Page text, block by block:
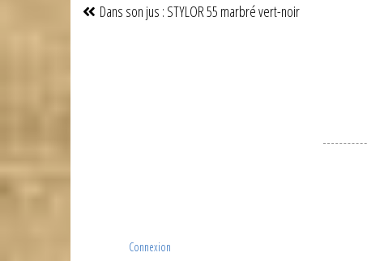
de
précédent
Dans son jus : STYLOR 55 marbré vert-noir
Connexion